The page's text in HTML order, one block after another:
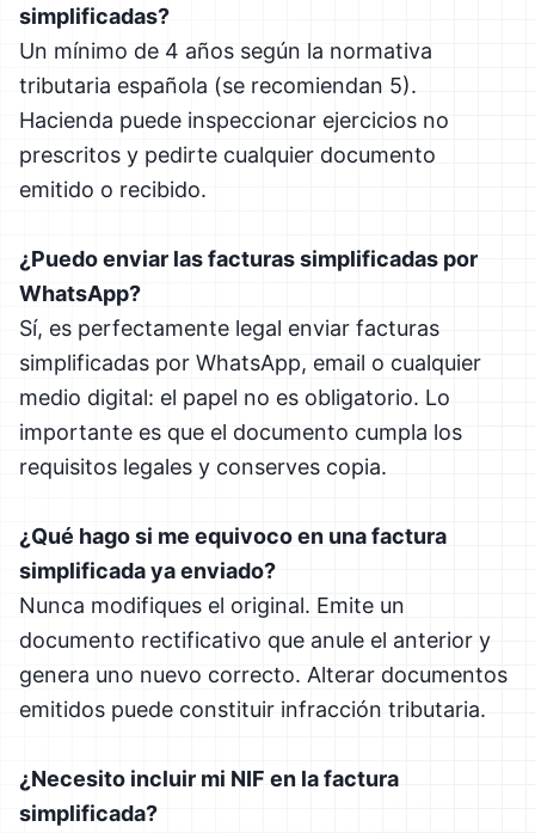
simplificadas?
Un mínimo de 4 años según la normativa
tributaria española (se recomiendan 5).
Hacienda puede inspeccionar ejercicios no
prescritos y pedirte cualquier documento
emitido o recibido.
¿Puedo enviar las facturas simplificadas por
WhatsApp?
Sí, es perfectamente legal enviar facturas
simplificadas por WhatsApp, email o cualquier
medio digital: el papel no es obligatorio. Lo
importante es que el documento cumpla los
requisitos legales y conserves copia.
¿Qué hago si me equivoco en una factura
simplificada ya enviado?
Nunca modifiques el original. Emite un
documento rectificativo que anule el anterior y
genera uno nuevo correcto. Alterar documentos
emitidos puede constituir infracción tributaria.
¿Necesito incluir mi NIF en la factura
simplificada?